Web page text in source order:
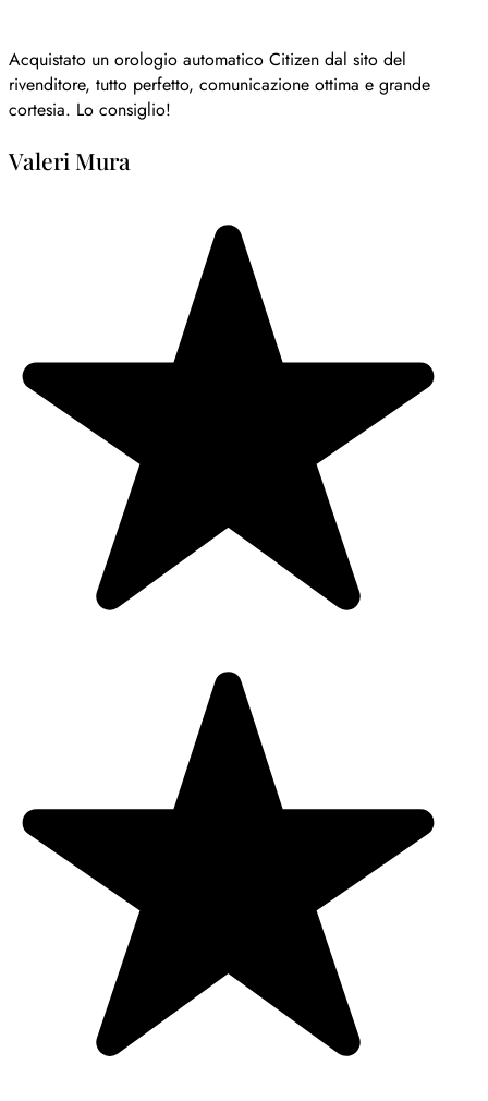
Acquistato un orologio automatico Citizen dal sito del
rivenditore, tutto perfetto, comunicazione ottima e grande
cortesia. Lo consiglio!
Valeri Mura